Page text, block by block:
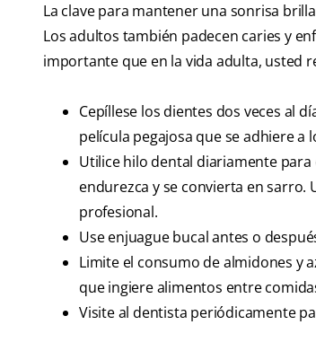
La clave para mantener una sonrisa
Los adultos también padecen caries y
importante que en la vida adulta, usted
Cepíllese los dientes dos veces al
película pegajosa que se adhiere a
Utilice hilo dental diariamente
endurezca y se convierta en sarro.
profesional.
Use enjuague bucal antes o
Limite el consumo de almidones y
que ingiere alimentos entre
Visite al dentista periódicamente